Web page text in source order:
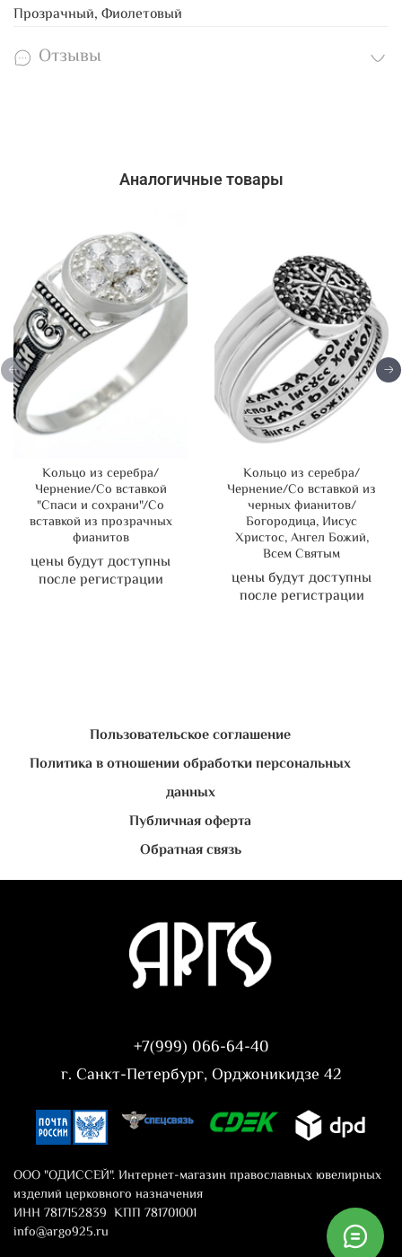
Прозрачный, Фиолетовый
Отзывы
Аналогичные товары
Кольцо из серебра/
Чернение/Со вставкой
"Спаси и сохрани"/Со
вставкой из прозрачных
фианитов
цены будут доступны
после регистрации
Кольцо из серебра/
Чернение/Со вставкой из
черных фианитов/
Богородица, Иисус
Христос, Ангел Божий,
Всем Святым
цены будут доступны
после регистрации
Пользовательское соглашение
Политика в отношении обработки персональных
данных
Публичная оферта
Обратная связь
+7(999) 066-64-40
г. Санкт-Петербург, Орджоникидзе 42
ООО "ОДИССЕЙ". Интернет-магазин православных ювелирных
изделий церковного назначения
ИНН 7817152839 КПП 781701001
info@argo925.ru